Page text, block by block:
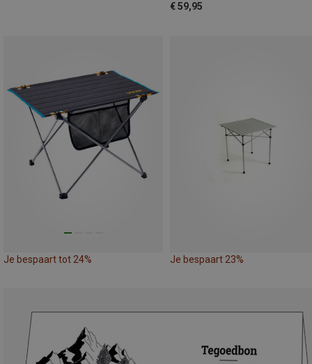
€ 59,95
Je bespaart tot 24% Je bespaart 23%